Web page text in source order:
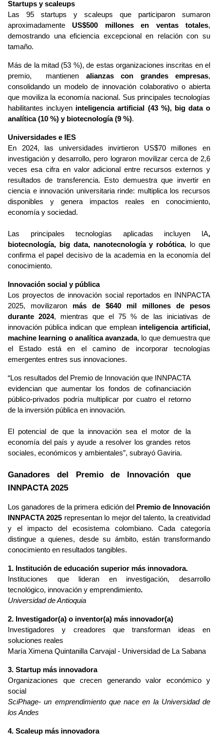
Startups y scaleups
Las 95 startups y scaleups que participaron sumaron
aproximadamente US$500 millones en ventas totales,
demostrando una eficiencia excepcional en relación con su
tamaño.
Más de la mitad (53 %), de estas organizaciones inscritas en el
premio,  mantienen alianzas con grandes empresas,
consolidando un modelo de innovación colaborativo o abierta
que moviliza la economía nacional. Sus principales tecnologías
habilitantes incluyen inteligencia artificial (43 %), big data o
analítica (10 %) y biotecnología (9 %).
Universidades e IES
En 2024, las universidades invirtieron US$70 millones en
investigación y desarrollo, pero lograron movilizar cerca de 2,6
veces esa cifra en valor adicional entre recursos externos y
resultados de transferencia. Esto demuestra que invertir en
ciencia e innovación universitaria rinde: multiplica los recursos
disponibles y genera impactos reales en conocimiento,
economía y sociedad.
Las principales tecnologías aplicadas incluyen IA,
biotecnología, big data, nanotecnología y robótica, lo que
confirma el papel decisivo de la academia en la economía del
conocimiento.
Innovación social y pública
Los proyectos de innovación social reportados en INNPACTA
2025, movilizaron más de $640 mil millones de pesos
durante 2024, mientras que el 75 % de las iniciativas de
innovación pública indican que emplean inteligencia artificial,
machine learning o analítica avanzada, lo que demuestra que
el Estado está en el camino de incorporar tecnologías
emergentes entres sus innovaciones.
“Los resultados del Premio de Innovación que INNPACTA
evidencian que aumentar los fondos de cofinanciación
público-privados podría multiplicar por cuatro el retorno
de la inversión pública en innovación.
El potencial de que la innovación sea el motor de la
economía del país y ayude a resolver los grandes retos
sociales, económicos y ambientales”, subrayó Gaviria.
Ganadores del Premio de Innovación que
INNPACTA 2025
Los ganadores de la primera edición del
Premio de Innovación
INNPACTA 2025 representan lo mejor del talento, la creatividad
y el impacto del ecosistema colombiano. Cada categoría
distingue a quienes, desde su ámbito, están transformando
conocimiento en resultados tangibles.
1. Institución de educación superior más innovadora.
Instituciones que lideran en investigación, desarrollo
tecnológico, innovación y emprendimiento.
Universidad de Antioquia
2. Investigador(a) o inventor(a) más innovador(a)
Investigadores y creadores que transforman ideas en
soluciones reales
María Ximena Quintanilla Carvajal - Universidad de La Sabana
3. Startup más innovadora
Organizaciones que crecen generando valor económico y
social
SciPhage- un emprendimiento que nace en la Universidad de
los Andes
4. Scaleup más innovadora